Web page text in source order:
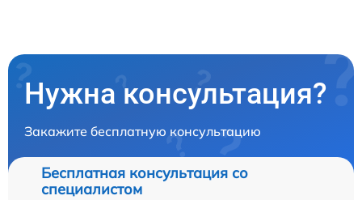
Нужна консультация?
Закажите бесплатную консультацию
Бесплатная консультация со
специалистом